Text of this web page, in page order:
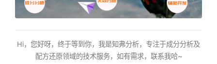
Hi，您好呀，终于等到你，我是知弗分析，专注于成分分析及
配方还原领域的技术服务，如有需求，联系我哈~